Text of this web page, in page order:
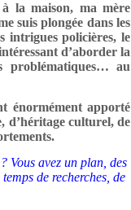
la maison, ma mère
suis plongée dans les
intrigues policières, le
d’aborder la
problématiques… au
énormément apporté
d’héritage culturel, de
Vous avez un plan, des
de recherches, de